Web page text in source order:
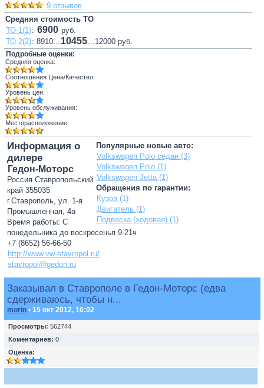
9 отзывов
Средняя стоимость ТО
ТО-1(1): 6900 руб.
ТО-2(2): 8910... 10455...12000 руб.
Подробные оценки:
Средняя оценка:
Соотношения Цена/Качество:
Уровень цен:
Уровень обслуживания:
Месторасположение:
Популярные новые авто:
Volkswagen Polo седан (3)
Volkswagen Polo (1)
Volkswagen Jetta (1)
Обращения по гарантии:
Кузов (1)
Двигатель (1)
Подвеска (ходовая) (1)
Информация о
дилере
Гедон-Моторс
Россия Ставропольский
край 355035
г.Ставрополь, ул. 1-я
Промышленная, 4а
Время работы: С
понедельника до воскресенья 9-21ч
+7 (8652) 56-66-50
http://www.vw-stavropol.ru/
stavropol@gedon.ru
Заказывал в Ставрополе в Гедон-Моторс (едва
сдерживаюсь, чтобы н...
morin • 15 окт 2012, 16:02
Просмотры: 562744
Коментариев: 0
Оценка: